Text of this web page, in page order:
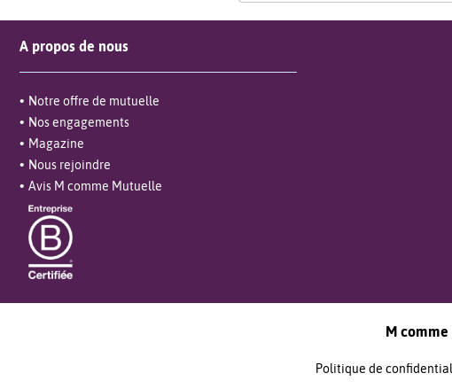
A propos de nous
Notre offre de mutuelle
Nos engagements
Magazine
Nous rejoindre
Avis M comme Mutuelle
M
Politique de